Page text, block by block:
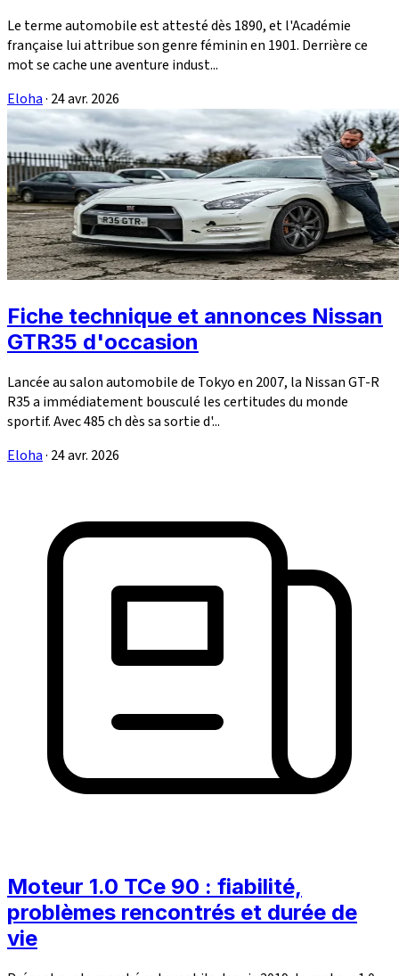
Le terme automobile est attesté dès 1890, et l'Académie
française lui attribue son genre féminin en 1901. Derrière ce
mot se cache une aventure indust...
Eloha· 24 avr. 2026
Fiche technique et annonces Nissan
GTR35 d'occasion
Lancée au salon automobile de Tokyo en 2007, la Nissan GT-R
R35 a immédiatement bousculé les certitudes du monde
sportif. Avec 485 ch dès sa sortie d'...
Eloha· 24 avr. 2026
Moteur 1.0 TCe 90 : fiabilité,
problèmes rencontrés et durée de
vie